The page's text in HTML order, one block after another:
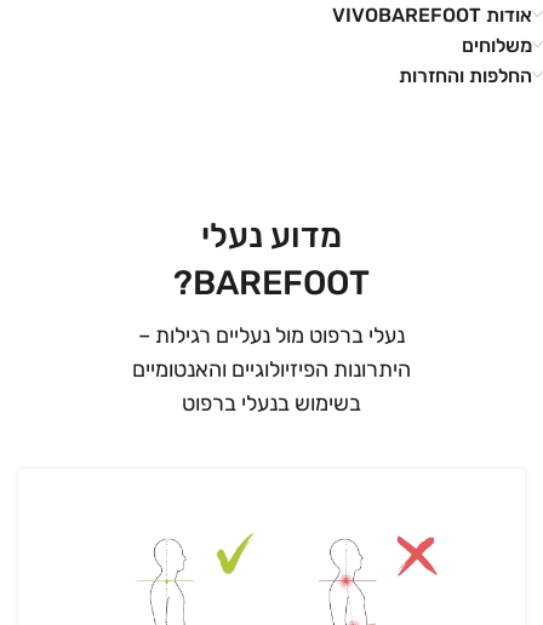
אודות VIVOBAREFOOT
משלוחים
החלפות והחזרות
מדוע נעלי
BAREFOOT?
נעלי ברפוט מול נעליים רגילות –
היתרונות הפיזיולוגיים והאנטומיים
בשימוש בנעלי ברפוט